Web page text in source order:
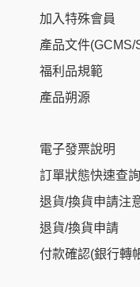
加入特殊會員
產品文件(GCMS/
福利品規範
產品朔源
電子發票說明
訂單狀態快速查詢
退貨/換貨申請注
退貨/換貨申請
付款確認(銀行轉